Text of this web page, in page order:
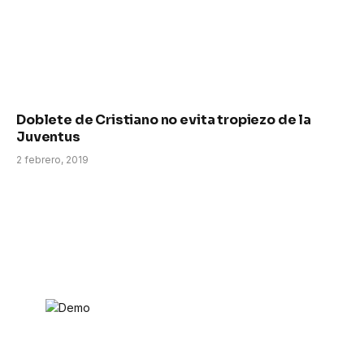
Doblete de Cristiano no evita tropiezo de la
Juventus
2 febrero, 2019